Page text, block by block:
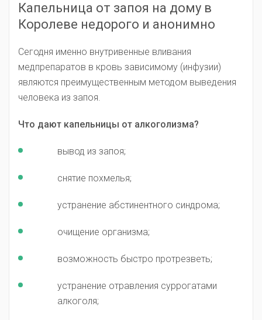
Капельница от запоя на дому в
Королеве недорого и анонимно
Сегодня именно внутривенные вливания
медпрепаратов в кровь зависимому (инфузии)
являются преимущественным методом выведения
человека из запоя.
Что дают капельницы от алкоголизма?
вывод из запоя;
снятие похмелья;
устранение абстинентного синдрома;
очищение организма;
возможность быстро протрезветь;
устранение отравления суррогатами
алкоголя;